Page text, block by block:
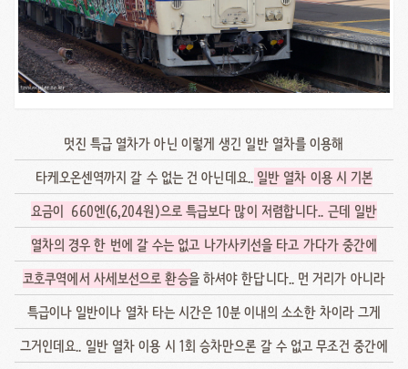
멋진 특급 열차가 아닌 이렇게 생긴 일반 열차를 이용해
타케오온센역까지 갈 수 없는 건 아닌데요.. 일반 열차 이용 시 기본
요금이 660엔(6,204원)으로 특급보다 많이 저렴합니다.. 근데 일반
열차의 경우 한 번에 갈 수는 없고 나가사키선을 타고 가다가 중간에
코호쿠역에서 사세보선으로 환승을 하셔야 한답니다.. 먼 거리가 아니라
특급이나 일반이나 열차 타는 시간은 10분 이내의 소소한 차이라 그게
그거인데요.. 일반 열차 이용 시 1회 승차만으론 갈 수 없고 무조건 중간에